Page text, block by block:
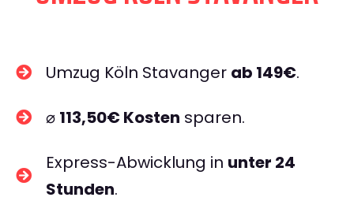
Umzug Köln Stavanger ab 149€.
⌀ 113,50€ Kosten sparen.
Express-Abwicklung in unter 24
Stunden.